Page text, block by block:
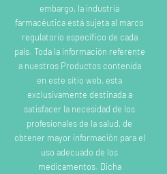
embargo, la industria
farmacéutica está sujeta al marco
regulatorio específico de cada
país. Toda la información referente
a nuestros Productos contenida
en este sitio web, esta
exclusivamente destinada a
satisfacer la necesidad de los
profesionales de la salud, de
obtener mayor información para el
uso adecuado de los
medicamentos. Dicha